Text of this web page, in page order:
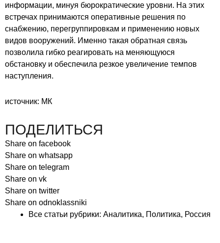
информации, минуя бюрократические уровни. На этих
встречах принимаются оперативные решения по
снабжению, перегруппировкам и применению новых
видов вооружений. Именно такая обратная связь
позволила гибко реагировать на меняющуюся
обстановку и обеспечила резкое увеличение темпов
наступления.
источник: МК
ПОДЕЛИТЬСЯ
Share on facebook
Share on whatsapp
Share on telegram
Share on vk
Share on twitter
Share on odnoklassniki
Все статьи рубрики: Аналитика, Политика, Россия